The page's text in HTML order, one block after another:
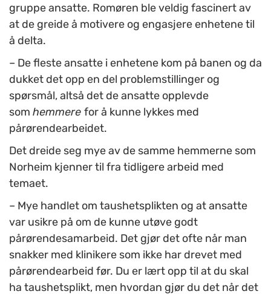
gruppe ansatte. Romøren ble veldig fascinert av
at de greide å motivere og engasjere enhetene til
å delta.
– De fleste ansatte i enhetene kom på banen og da
dukket det opp en del problemstillinger og
spørsmål, altså det de ansatte opplevde
som hemmere for å kunne lykkes med
pårørendearbeidet.
Det dreide seg mye av de samme hemmerne som
Norheim kjenner til fra tidligere arbeid med
temaet.
– Mye handlet om taushetsplikten og at ansatte
var usikre på om de kunne utøve godt
pårørendesamarbeid. Det gjør det ofte når man
snakker med klinikere som ikke har drevet med
pårørendearbeid før. Du er lært opp til at du skal
ha taushetsplikt, men hvordan gjør du det når det